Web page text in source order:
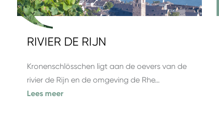
RIVIER DE RIJN
Kronenschlösschen ligt aan de oevers van de
rivier de Rijn en de omgeving de Rhe…
Lees meer